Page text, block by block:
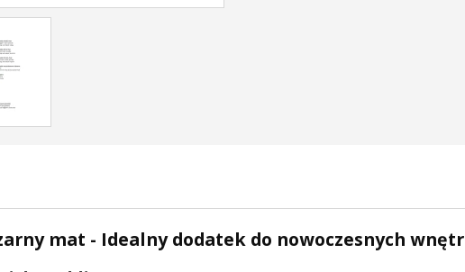
mat - Idealny dodatek do nowoczesnych